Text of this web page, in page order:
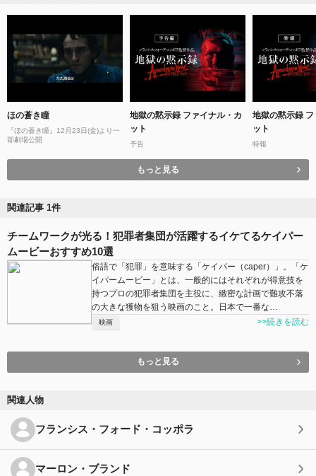
ほの蒼き瞳
『ほの蒼き瞳』12月23日(金)より一
部劇場公開
地獄の黙示録 ファイナル・カ
ット
予告
地獄の黙示録
ット
特報
もっと見る
関連記事 1件
チームワークが光る！犯罪者集団が活躍するイケてるケイパー
ムービーおすすめ10選
俗語で「犯罪」を意味する「ケイパー（caper）」。「ケ
イパームービー」とは、一般的にはそれぞれが得意技を
持つプロの犯罪者集団を主役に、緻密な計画で難攻不落
の大きな獲物を狙う映画のこと。日本で一番な…
映画 >>続きを読む
もっと見る
関連人物
フランシス・フォード・コッポラ
マーロン・ブランド